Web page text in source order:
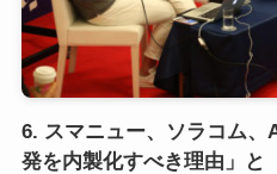
6. スマニュー、ソラコム
発を内製化すべき理由」と